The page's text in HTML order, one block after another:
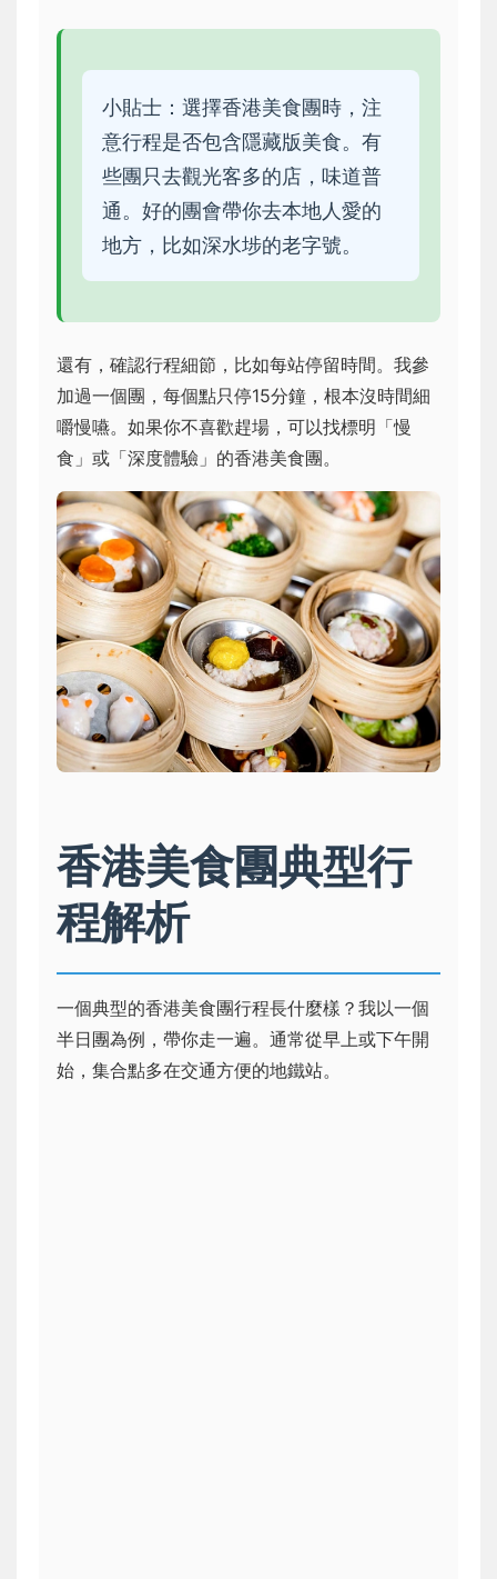
小貼士：選擇香港美食團時，注
意行程是否包含隱藏版美食。有
些團只去觀光客多的店，味道普
通。好的團會帶你去本地人愛的
地方，比如深水埗的老字號。
還有，確認行程細節，比如每站停留時間。我參
加過一個團，每個點只停15分鐘，根本沒時間細
嚼慢嚥。如果你不喜歡趕場，可以找標明「慢
食」或「深度體驗」的香港美食團。
香港美食團典型行
程解析
一個典型的香港美食團行程長什麼樣？我以一個
半日團為例，帶你走一遍。通常從早上或下午開
始，集合點多在交通方便的地鐵站。